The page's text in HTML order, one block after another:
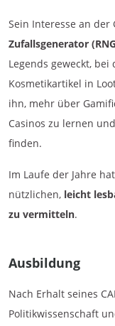
Sein Interesse an
Zufallsgenerator
Legends geweckt,
Kosmetikartikel in
ihn, mehr über
Casinos zu lernen
finden.
Im Laufe der Jahre
nützlichen, leicht
zu vermitteln.
Ausbildung
Nach Erhalt seines
Politikwissenschaft